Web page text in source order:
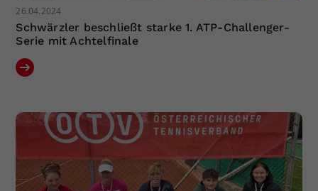
26.04.2024
Schwärzler beschließt starke 1. ATP-Challenger-
Serie mit Achtelfinale